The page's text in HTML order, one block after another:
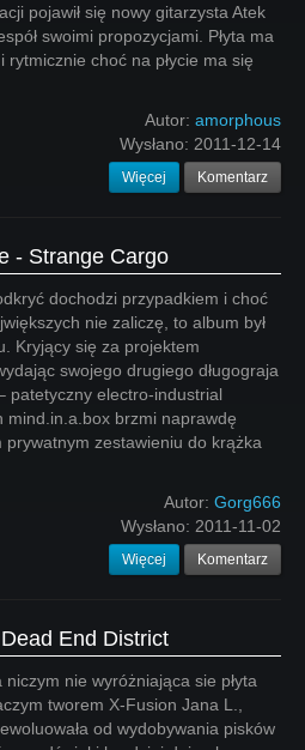
pojawił się nowy gitarzysta Atek
swoimi propozycjami. Płyta ma
choć na płycie ma się
Autor: amorphous
Wysłano: 2011-12-14
Więcej Komentarz
- Strange Cargo
dochodzi przypadkiem i choć
nie zaliczę, to album był
Kryjący się za projektem
swojego drugiego długograja
patetyczny electro-industrial
mind.in.a.box brzmi naprawdę
zestawieniu do krążka
Autor: Gorg666
Wysłano: 2011-11-02
Więcej Komentarz
End District
nie wyróżniająca sie płyta
tworem X-Fusion Jana L.,
od wydobywania pisków